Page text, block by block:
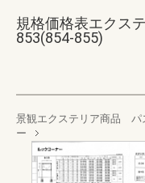
規格価格表エクス
853(854-855)
景観エクステリア商品 パ
ー